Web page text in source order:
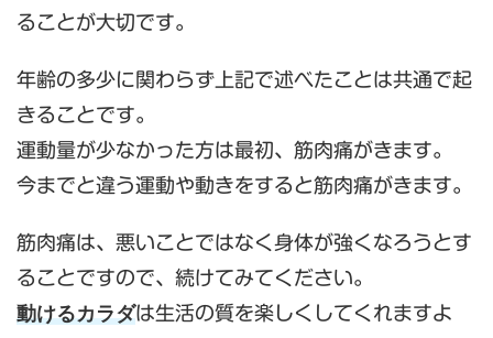
ることが大切です。
年齢の多少に関わらず上記で述べたことは共通で起
きることです。
運動量が少なかった方は最初、筋肉痛がきます。
今までと違う運動や動きをすると筋肉痛がきます。
筋肉痛は、悪いことではなく身体が強くなろうとす
ることですので、続けてみてください。
動けるカラダは生活の質を楽しくしてくれますよ